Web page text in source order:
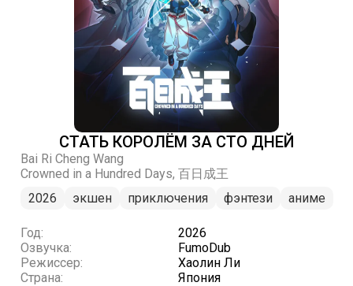
СТАТЬ КОРОЛЁМ ЗА СТО ДНЕЙ
Bai Ri Cheng Wang
Crowned in a Hundred Days, 百日成王
2026
экшен приключения фэнтези аниме
Год:
2026
Озвучка:
FumoDub
Режиссер:
Хаолин Ли
Страна:
Япония